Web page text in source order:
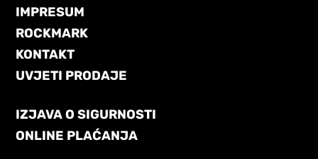
IMPRESUM
ROCKMARK
KONTAKT
UVJETI PRODAJE
IZJAVA O SIGURNOSTI
ONLINE PLAĆANJA